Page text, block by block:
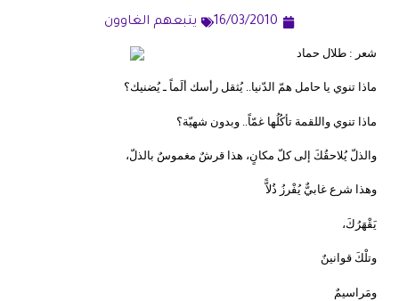
16/03/2010 يتبعهم الغاوون
شعر : طلال حماد
ماذا تنوي يا حامل همّ الدّنيا.. يُثقل رأسك ألَماً ـ يُضنيك؟
ماذا تنوي واللقمة تأكُلُها غمّاً.. وبدون شهيّة؟
والذلّ يُلاحقُكَ إلى كلّ مكانٍ، هذا قرشٌ مغموسٌ بالذلّ،
وهذا شرع غابيٌّ يُفْرزُ ذُلاًّ
يَقْهَرُكَ،
وتلْكَ قوانينٌ
ومَراسيمٌ